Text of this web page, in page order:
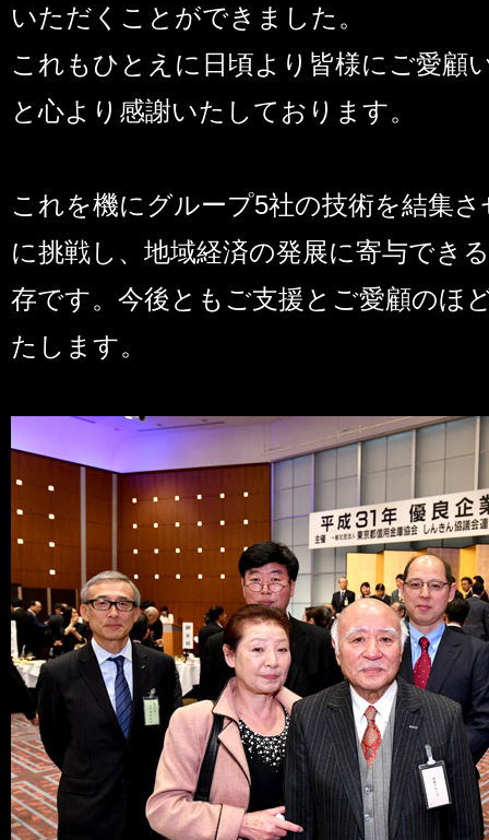
いただくことができました。
これもひとえに日頃より皆様にご愛顧
と心より感謝いたしております。
これを機にグループ5社の技術を結集
に挑戦し、地域経済の発展に寄与でき
存です。今後ともご支援とご愛顧のほ
たします。